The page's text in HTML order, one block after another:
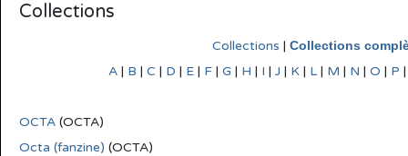
Collections
Collections | Collections
A | B | C | D | E | F | G | H | I | J | K | L| M | N | O | P
OCTA (OCTA)
Octa (fanzine) (OCTA)